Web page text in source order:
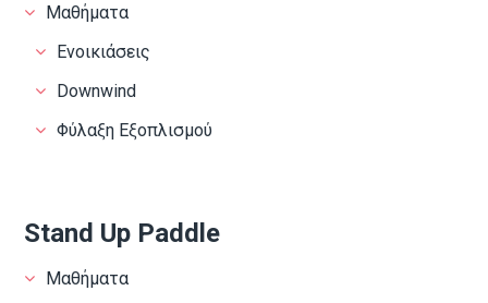
Μαθήματα
Ενοικιάσεις
Downwind
Φύλαξη Εξοπλισμού
Stand Up Paddle
Μαθήματα